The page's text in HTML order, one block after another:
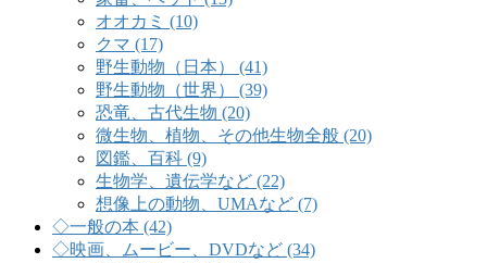
オオカミ (10)
クマ (17)
野生動物（日本） (41)
野生動物（世界） (39)
恐竜、古代生物 (20)
微生物、植物、その他生物全般 (20)
図鑑、百科 (9)
生物学、遺伝学など (22)
想像上の動物、UMAなど (7)
◇一般の本 (42)
◇映画、ムービー、DVDなど (34)